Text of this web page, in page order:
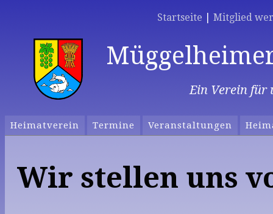
Startseite Mitglied
Ein Verein für
Heimatverein Termine Veranstaltungen
Wir stellen uns